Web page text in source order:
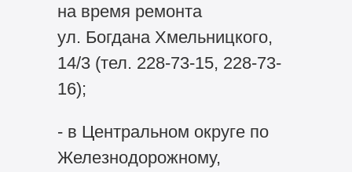
на время ремонта
ул. Богдана Хмельницкого,
14/3 (тел. 228-73-15, 228-73-
16);
- в Центральном округе по
Железнодорожному,